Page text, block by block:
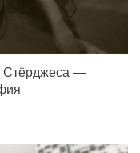
Стёрджеса —